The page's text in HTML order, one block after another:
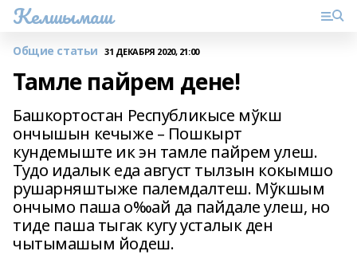
Келшымаш
Общие статьи 31 ДЕКАБРЯ 2020, 21:00
Тамле пайрем дене!
Башкортостан Республикысе мўкш
ончышын кечыже – Пошкырт
кундемыште ик эн тамле пайрем улеш.
Тудо идалык еда август тылзын кокымшо
рушарняштыже палемдалтеш. Мўкшым
ончымо паша о‰ай да пайдале улеш, но
тиде паша тыгак кугу усталык ден
чытымашым йодеш.